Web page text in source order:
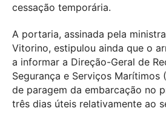
cessação temporária.
A portaria, assinada pela
Vitorino, estipulou ainda que o
a informar a Direção-Geral de
Segurança e Serviços Marítimos
de paragem da embarcação no
três dias úteis relativamente ao